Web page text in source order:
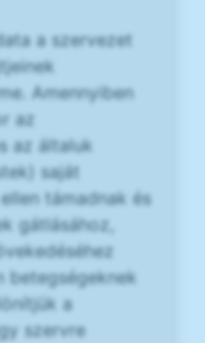
a szervezet
Amennyiben
az
az általuk
saját
támadnak és
gátlásához,
betegségeknek
a
szervre